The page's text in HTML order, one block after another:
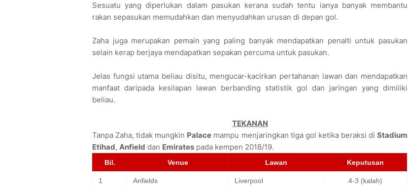
Sesuatu yang diperlukan dalam pasukan kerana sudah tentu ianya banyak membantu
rakan sepasukan memudahkan dan menyudahkan urusan di depan gol.
Zaha juga merupakan pemain yang paling banyak mendapatkan penalti untuk pasukan
selain kerap berjaya mendapatkan sepakan percuma untuk pasukan.
Jelas fungsi utama beliau disitu, mengucar-kacirkan pertahanan lawan dan mendapatkan
manfaat daripada kesilapan lawan berbanding statistik gol dan jaringan yang dimiliki
beliau.
TEKANAN
Tanpa Zaha, tidak mungkin Palace mampu menjaringkan tiga gol ketika beraksi diStadium
Etihad, Anfield dan Emirates pada kempen 2018/19.
Bil. Venue Lawan Keputusan
1 Anfields Liverpool 4-3 (kalah)